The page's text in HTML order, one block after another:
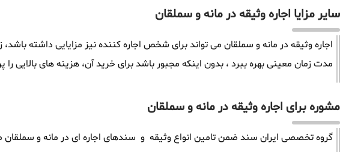
سایر مزایا اجاره وثیقه در مانه و سملقان
اجاره وثیقه در مانه و سملقان می تواند برای شخص اجاره کننده نیز مزایایی داشته باشد،
مدت زمان معینی بهره ببرد ، بدون اینکه مجبور باشد برای خرید آن، هزینه های بالایی را
مشوره برای اجاره وثیقه در مانه و سملقان
گروه تخصصی ایران سند ضمن تامین انواع وثیقه و سندهای اجاره ای در مانه و سملقان